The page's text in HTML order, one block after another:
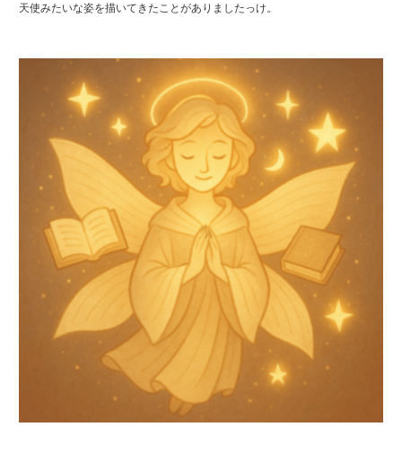
天使みたいな姿を描いてきたことがありましたっけ。